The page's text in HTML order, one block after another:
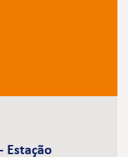
Estação